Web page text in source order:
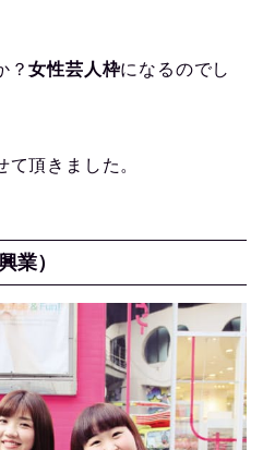
？女性芸人枠になるのでし
頂きました。
業）